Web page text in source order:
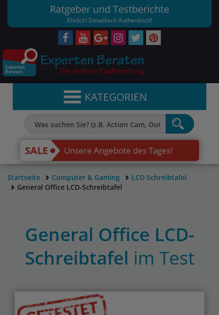
Ratgeber und Testberichte
Ehrlich! Detailliert! Authentisch!
KATEGORIEN
SALE Unsere Angebote des Tages!
Startseite Computer & Gaming
LCD Schreibtafel
General Office LCD-Schreibtafel
General Office LCD-
Schreibtafel im Test